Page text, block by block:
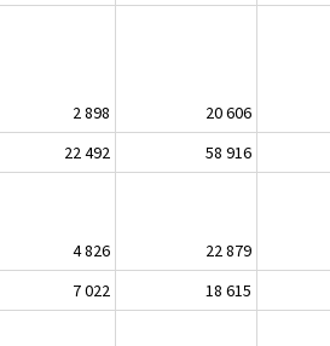
2 898
20 606
22 492
58 916
4 826
22 879
7 022
18 615